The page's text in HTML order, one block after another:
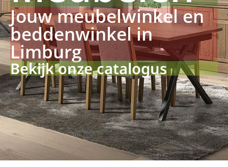
Jouw meubelwinkel en
beddenwinkel in
Limburg
Bekijk onze catalogus